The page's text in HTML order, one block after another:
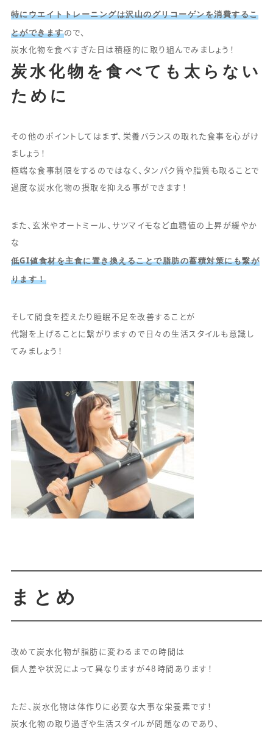
特にウエイトトレーニングは沢山のグリコーゲンを消費するこ
とができますので、
炭水化物を食べすぎた日は積極的に取り組んでみましょう！
炭水化物を食べても太らない
ために
その他のポイントしてはまず、栄養バランスの取れた食事を心がけ
ましょう！
極端な食事制限をするのではなく、タンパク質や脂質も取ることで
過度な炭水化物の摂取を抑える事ができます！
また、玄米やオートミール、サツマイモなど血糖値の上昇が緩やか
な
低GI値食材を主食に置き換えることで脂肪の蓄積対策にも繋が
ります！
そして間食を控えたり睡眠不足を改善することが
代謝を上げることに繋がりますので日々の生活スタイルも意識し
てみましょう！
まとめ
改めて炭水化物が脂肪に変わるまでの時間は
個人差や状況によって異なりますが48時間あります！
ただ、炭水化物は体作りに必要な大事な栄養素です！
炭水化物の取り過ぎや生活スタイルが問題なのであり、